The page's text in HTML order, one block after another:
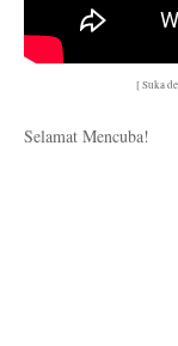
[ Suka
Selamat Mencuba!